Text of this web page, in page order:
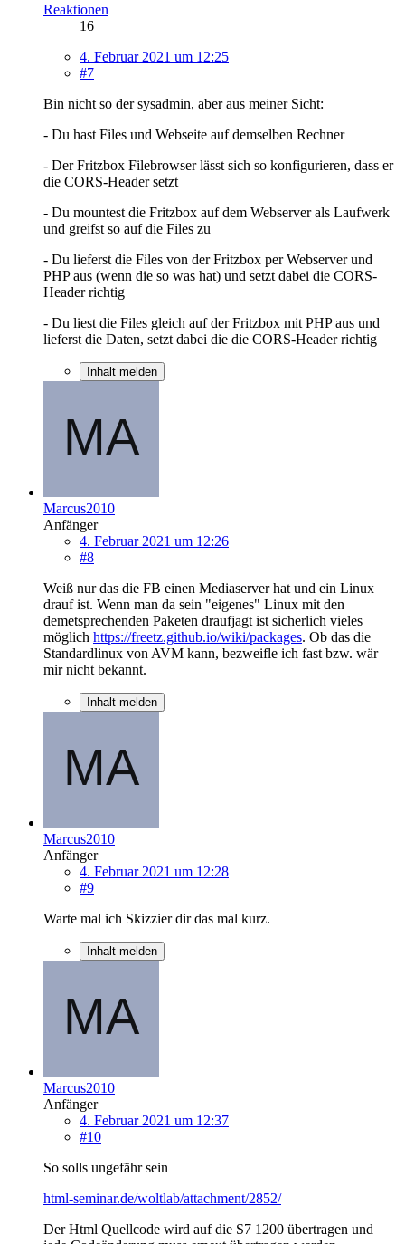
Reaktionen
16
4. Februar 2021 um 12:25
#7
Bin nicht so der sysadmin, aber aus meiner Sicht:
- Du hast Files und Webseite auf demselben Rechner
- Der Fritzbox Filebrowser lässt sich so konfigurieren, dass er
die CORS-Header setzt
- Du mountest die Fritzbox auf dem Webserver als Laufwerk
und greifst so auf die Files zu
- Du lieferst die Files von der Fritzbox per Webserver und
PHP aus (wenn die so was hat) und setzt dabei die CORS-
Header richtig
- Du liest die Files gleich auf der Fritzbox mit PHP aus und
lieferst die Daten, setzt dabei die die CORS-Header richtig
Inhalt melden
Marcus2010
Anfänger
4. Februar 2021 um 12:26
#8
Weiß nur das die FB einen Mediaserver hat und ein Linux
drauf ist. Wenn man da sein "eigenes" Linux mit den
demetsprechenden Paketen draufjagt ist sicherlich vieles
möglich https://freetz.github.io/wiki/packages. Ob das die
Standardlinux von AVM kann, bezweifle ich fast bzw. wär
mir nicht bekannt.
Inhalt melden
Marcus2010
Anfänger
4. Februar 2021 um 12:28
#9
Warte mal ich Skizzier dir das mal kurz.
Inhalt melden
Marcus2010
Anfänger
4. Februar 2021 um 12:37
#10
So solls ungefähr sein
html-seminar.de/woltlab/attachment/2852/
Der Html Quellcode wird auf die S7 1200 übertragen und